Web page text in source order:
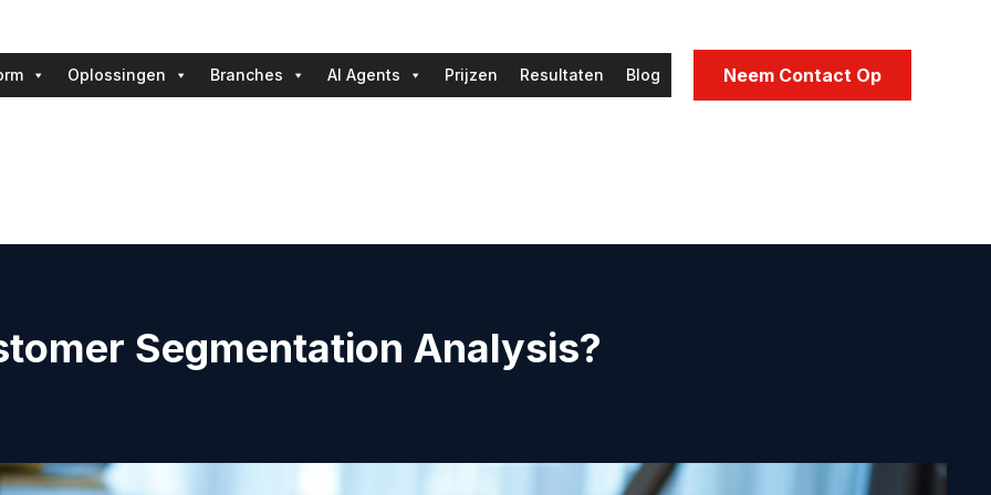
Oplossingen Branches AI Agents Prijzen Resultaten Blog Neem Contact Op
Segmentation Analysis?